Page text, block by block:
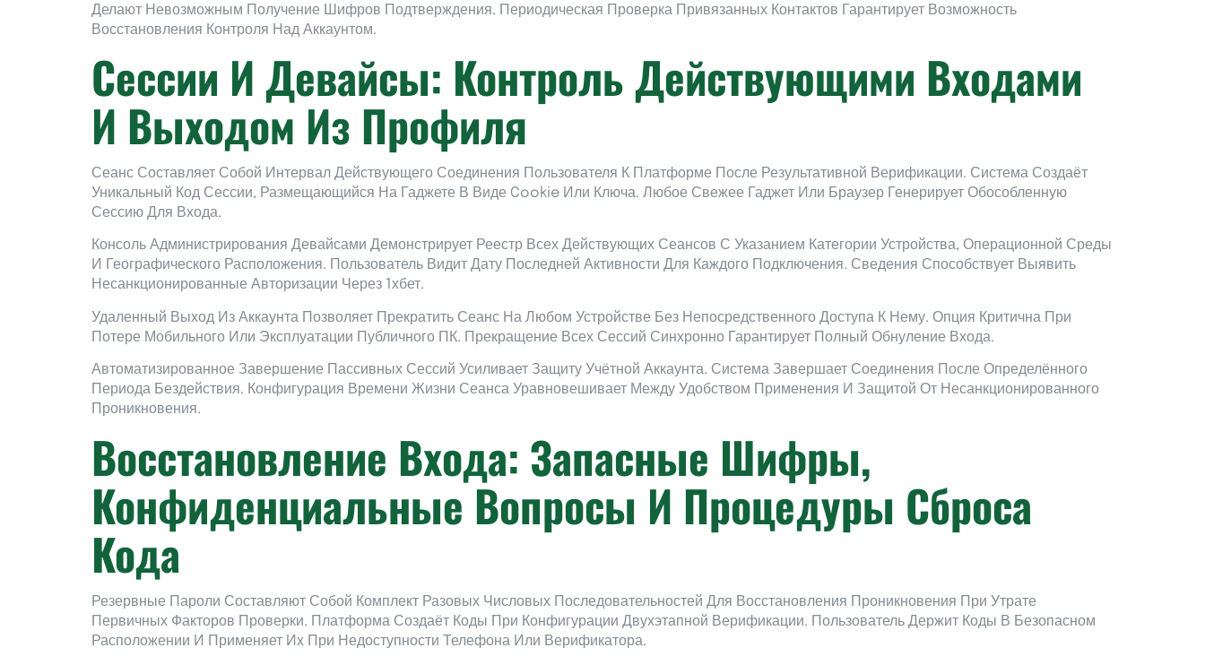
Делают Невозможным Получение Шифров Подтверждения. Периодическая Проверка Привязанных Контактов Гарантирует Возможность
Восстановления Контроля Над Аккаунтом.
Сессии И Девайсы: Контроль Действующими Входами
И Выходом Из Профиля
Сеанс Составляет Собой Интервал Действующего Соединения Пользователя К Платформе После Результативной Верификации. Система Создаёт
Уникальный Код Сессии, Размещающийся На Гаджете В Виде Cookie Или Ключа. Любое Свежее Гаджет Или Браузер Генерирует Обособленную
Сессию Для Входа.
Консоль Администрирования Девайсами Демонстрирует Реестр Всех Действующих Сеансов С Указанием Категории Устройства, Операционной Среды
И Географического Расположения. Пользователь Видит Дату Последней Активности Для Каждого Подключения. Сведения Способствует Выявить
Несанкционированные Авторизации Через 1хбет.
Удаленный Выход Из Аккаунта Позволяет Прекратить Сеанс На Любом Устройстве Без Непосредственного Доступа К Нему. Опция Критична При
Потере Мобильного Или Эксплуатации Публичного ПК. Прекращение Всех Сессий Синхронно Гарантирует Полный Обнуление Входа.
Автоматизированное Завершение Пассивных Сессий Усиливает Защиту Учётной Аккаунта. Система Завершает Соединения После Определённого
Периода Бездействия. Конфигурация Времени Жизни Сеанса Уравновешивает Между Удобством Применения И Защитой От Несанкционированного
Проникновения.
Восстановление Входа: Запасные Шифры,
Конфиденциальные Вопросы И Процедуры Сброса
Кода
Резервные Пароли Составляют Собой Комплект Разовых Числовых Последовательностей Для Восстановления Проникновения При Утрате
Первичных Факторов Проверки. Платформа Создаёт Коды При Конфигурации Двухэтапной Верификации. Пользователь Держит Коды В Безопасном
Расположении И Применяет Их При Недоступности Телефона Или Верификатора.